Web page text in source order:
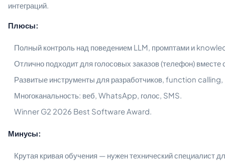
интеграций.
Плюсы:
Полный контроль над поведением LLM, промптами и
Отлично подходит для голосовых заказов (телефон) вместе
Развитые инструменты для разработчиков, function calling,
Многоканальность: веб, WhatsApp, голос, SMS.
Winner G2 2026 Best Software Award.
Минусы:
Крутая кривая обучения — нужен технический специалист